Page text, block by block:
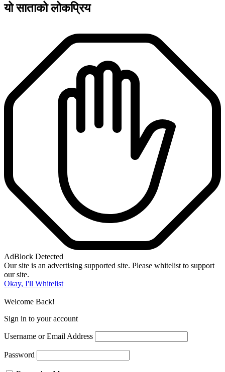
यो साताको लोकप्रिय
AdBlock Detected
Our site is an advertising supported site. Please whitelist to support
our site.
Okay, I'll Whitelist
Welcome Back!
Sign in to your account
Username or Email Address
Password